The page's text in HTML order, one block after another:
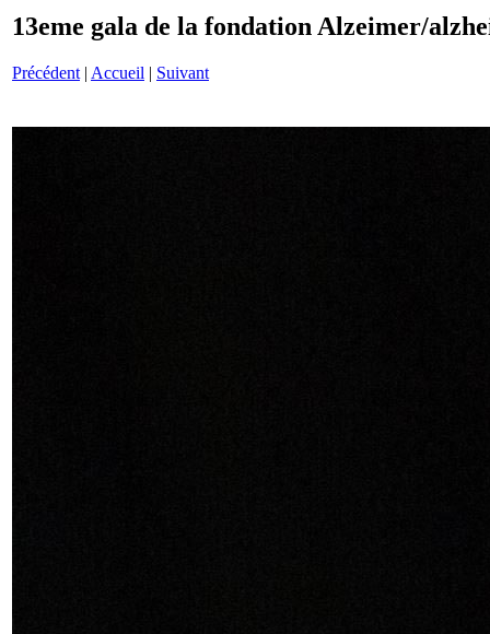
13eme gala de la fondation Alzeimer/
Précédent | Accueil | Suivant